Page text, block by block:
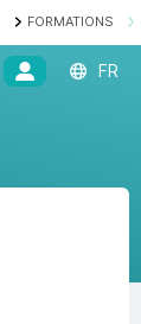
FORMATIONS
FR